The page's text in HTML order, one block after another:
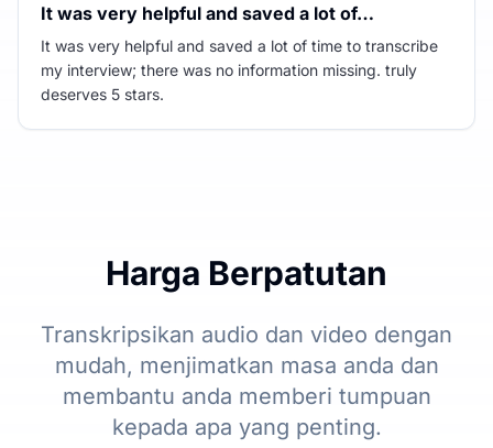
It was very helpful and saved a lot of…
It was very helpful and saved a lot of time to transcribe
my interview; there was no information missing. truly
deserves 5 stars.
Harga Berpatutan
Transkripsikan audio dan video dengan
mudah, menjimatkan masa anda dan
membantu anda memberi tumpuan
kepada apa yang penting.